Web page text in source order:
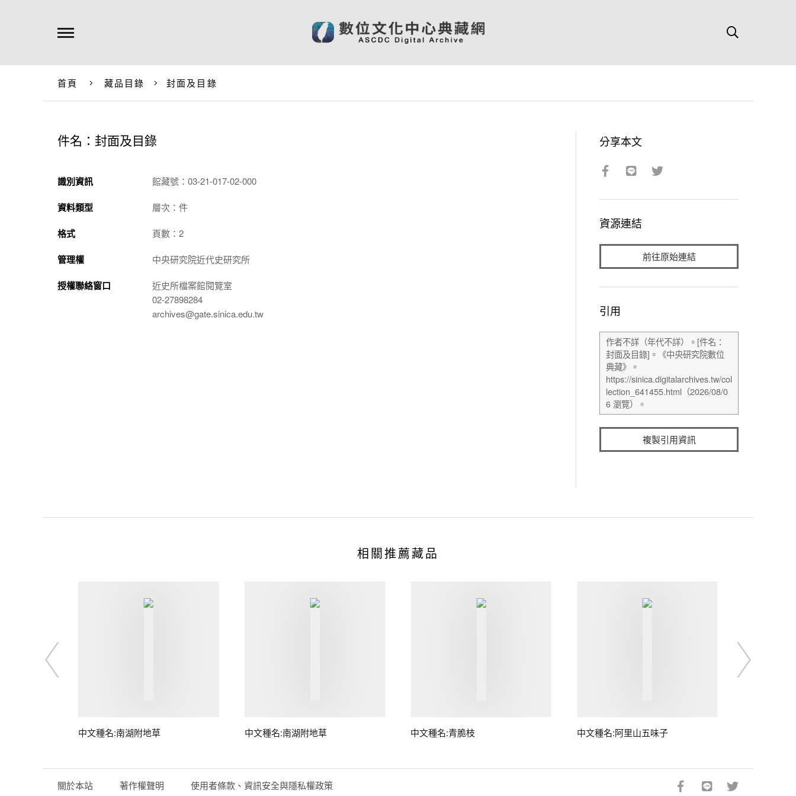
首頁 藏品目錄 封面及目錄
件名：封面及目錄
識別資訊 館藏號：03-21-017-02-000
資料類型 層次：件
格式 頁數：2
管理權 中央研究院近代史研究所
授權聯絡窗口
近史所檔案館閱覽室
02-27898284
archives@gate.sinica.edu.tw
分享本文
資源連結
前往原始連結
引用
複製引用資訊
相關推薦藏品
中文種名:南湖附地草 中文種名:南湖附地草 中文種名:青脆枝 中文種名:阿里山五味子
關於本站 著作權聲明 使用者條款、資訊安全與隱私權政策